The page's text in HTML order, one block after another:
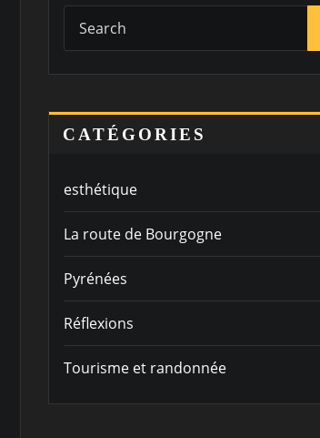
CATÉGORIES
esthétique
La route de Bourgogne
Pyrénées
Réflexions
Tourisme et randonnée